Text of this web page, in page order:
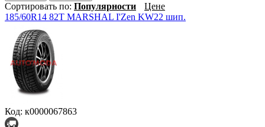
Сортировать по: Популярности
Цене
185/60R14 82T MARSHAL I'Zen KW22 шип.
Код: к0000067863